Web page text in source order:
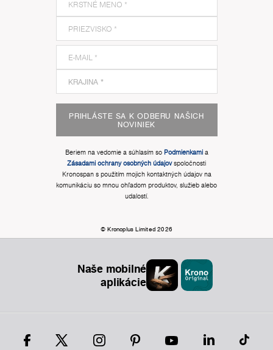
PRIHLÁSTE SA K ODBERU NAŠICH
NOVINIEK
Beriem na vedomie a súhlasím so Podmienkamia
Zásadami ochrany osobných údajovspoločnosti
Kronospan s použitím mojich kontaktných údajov na
komunikáciu so mnou ohľadom produktov, služieb alebo
udalostí.
© Kronoplus Limited 2026
Naše mobilné
aplikácie